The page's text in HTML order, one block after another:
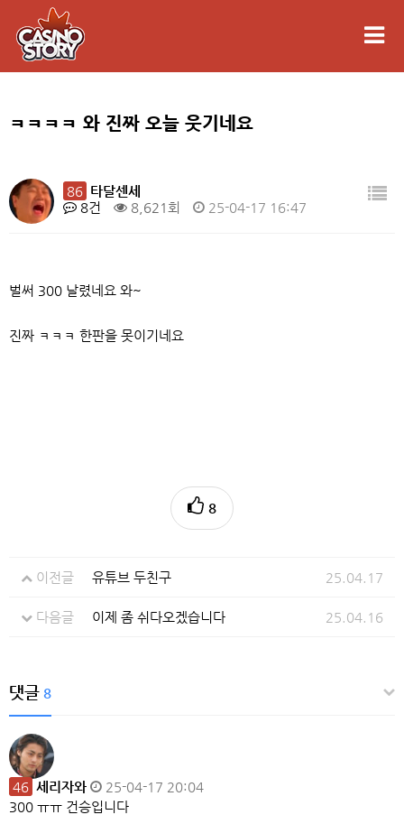
ㅋㅋㅋㅋ 와 진짜 오늘 웃기네요
86 타달센세
8건
8,621회 25-04-17 16:47
벌써 300 날렸네요 와~
진짜 ㅋㅋㅋ 한판을 못이기네요
8
이전글 유튜브 두친구 25.04.17
다음글 이제 좀 쉬다오겠습니다 25.04.16
댓글 8
46 세리자와
25-04-17 20:04
300 ㅠㅠ 건승입니다